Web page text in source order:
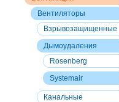
Вентиляторы
Взрывозащищенные
Дымоудаления
Rosenberg
Systemair
Канальные